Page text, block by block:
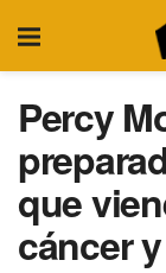
Percy
que
cáncer